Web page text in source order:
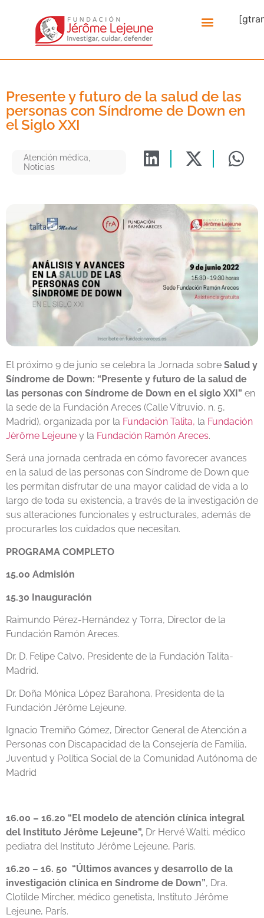
Presente y futuro de la salud de las
personas con Síndrome de Down en
el Siglo XXI
Atención médica
Noticias
El próximo 9 de junio se celebra la Jornada sobre Salud y
Síndrome de Down: “Presente y futuro de la salud de
las personas con Síndrome de Down en el siglo XXI” en
la sede de la Fundación Areces (Calle Vitruvio, n. 5,
Madrid), organizada por la Fundación Talita, la Fundación
Jèrôme Lejeune y la Fundación Ramón Areces.
Será una jornada centrada en cómo favorecer avances
en la salud de las personas con Síndrome de Down que
les permitan disfrutar de una mayor calidad de vida a lo
largo de toda su existencia, a través de la investigación de
sus alteraciones funcionales y estructurales, además de
procurarles los cuidados que necesitan.
PROGRAMA COMPLETO
15.00 Admisión
15.30 Inauguración
Raimundo Pérez-Hernández y Torra, Director de la
Fundación Ramón Areces.
Dr. D. Felipe Calvo, Presidente de la Fundación Talita-
Madrid.
Dr. Doña Mónica López Barahona, Presidenta de la
Fundación Jérôme Lejeune.
Ignacio Tremiño Gómez, Director General de Atención a
Personas con Discapacidad de la Consejería de Familia,
Juventud y Política Social de la Comunidad Autónoma de
Madrid
16.00 – 16.20 “El modelo de atención clínica integral
del Instituto Jérôme Lejeune”, Dr Hervé Walti, médico
pediatra del Instituto Jérôme Lejeune, París.
16.20 – 16. 50 “Últimos avances y desarrollo de la
investigación clínica en Síndrome de Down”, Dra.
Clotilde Mircher, médico genetista, Instituto Jérôme
Lejeune, París.